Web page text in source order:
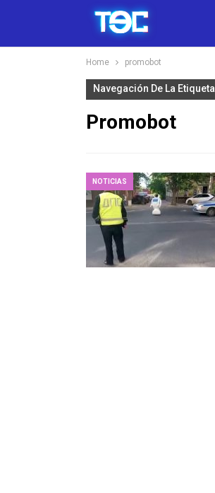
Home promobot
Navegación De La Etiqueta
Promobot
NOTICIAS